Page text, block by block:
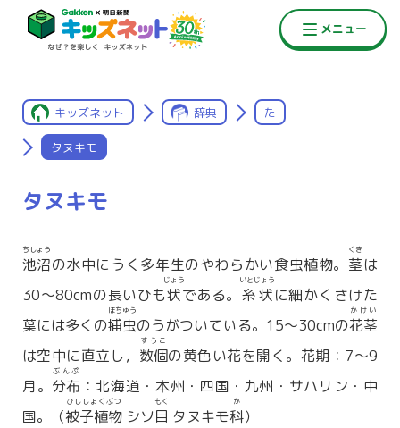
キッズネット 辞典 た
タヌキモ
タヌキモ
池沼
ちしょう
の水中にうく多年生のやわらかい食虫植物。 茎
くき
は
30〜80cmの長いひも状
じょう
である。 糸状
いとじょう
に細かくさけた
葉には多くの捕虫
ほちゅう
のうがついている。15〜30cmの花茎
かけい
は空中に直立し， 数個
すうこ
の黄色い花を開く。花期：7〜9
月。 分布
ぶんぷ
：北海道・本州・四国・九州・サハリン・中
国。（被子植物
ひししょくぶつ
シソ目
もく
タヌキモ科
か
）